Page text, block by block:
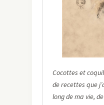
Cocottes et
de recettes que
long de ma vie,